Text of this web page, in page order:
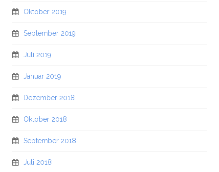
Oktober 2019
September 2019
Juli 2019
Januar 2019
Dezember 2018
Oktober 2018
September 2018
Juli 2018